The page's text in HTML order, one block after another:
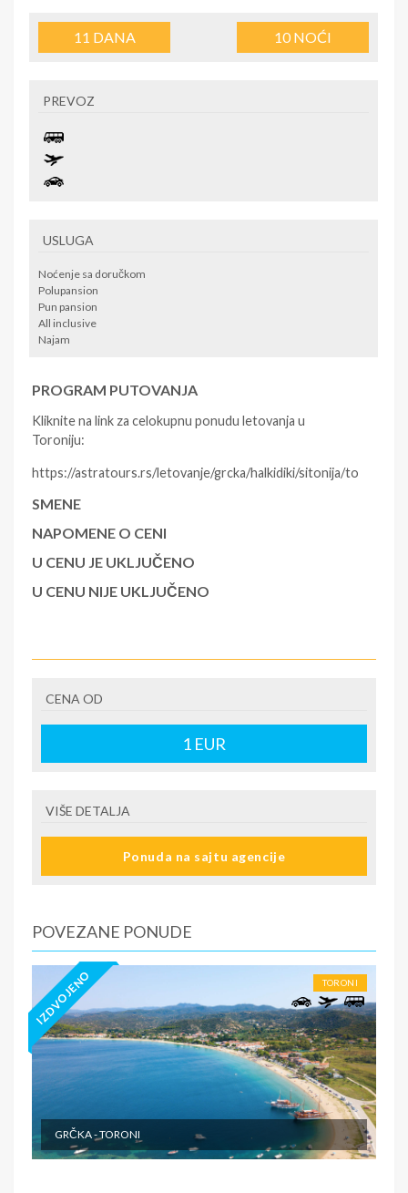
11 DANA 10NOĆI
PREVOZ
USLUGA
Noćenje sa doručkom
Polupansion
Pun pansion
All inclusive
Najam
PROGRAM PUTOVANJA
Kliknite na link za celokupnu ponudu letovanja u
Toroniju:
https://astratours.rs/letovanje/grcka/halkidiki/sitonija/
SMENE
NAPOMENE O CENI
U CENU JE UKLJUČENO
U CENU NIJE UKLJUČENO
CENA OD
1 EUR
VIŠE DETALJA
Ponuda na sajtu agencije
POVEZANE PONUDE
IZDVOJENO TORONI
GRČKA - TORONI